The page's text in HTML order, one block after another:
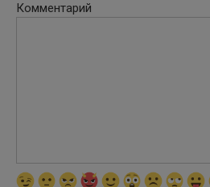
Комментарий